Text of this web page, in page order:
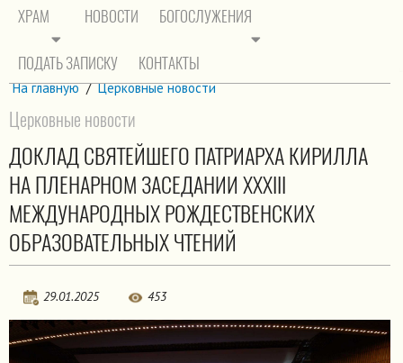
ХРАМ НОВОСТИ БОГОСЛУЖЕНИЯ
ПОДАТЬ ЗАПИСКУ КОНТАКТЫ
На главную / Церковные новости
Церковные новости
ДОКЛАД СВЯТЕЙШЕГО ПАТРИАРХА КИРИЛЛА
НА ПЛЕНАРНОМ ЗАСЕДАНИИ XXХIII
МЕЖДУНАРОДНЫХ РОЖДЕСТВЕНСКИХ
ОБРАЗОВАТЕЛЬНЫХ ЧТЕНИЙ
29.01.2025 453